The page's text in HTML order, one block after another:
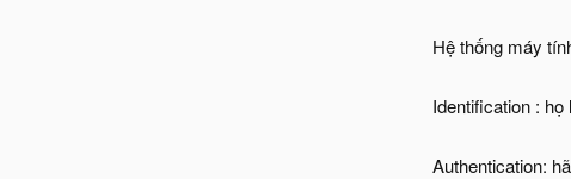
Hệ thống máy
Identification : họ
Authentication: